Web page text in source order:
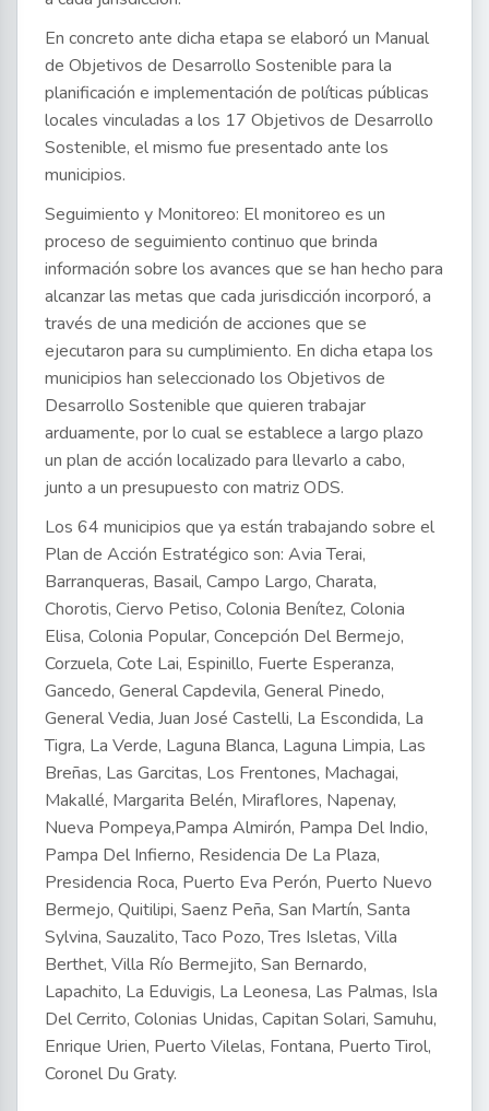
En concreto ante dicha etapa se elaboró un Manual
de Objetivos de Desarrollo Sostenible para la
planificación e implementación de políticas públicas
locales vinculadas a los 17 Objetivos de Desarrollo
Sostenible, el mismo fue presentado ante los
municipios.
Seguimiento y Monitoreo: El monitoreo es un
proceso de seguimiento continuo que brinda
información sobre los avances que se han hecho para
alcanzar las metas que cada jurisdicción incorporó, a
través de una medición de acciones que se
ejecutaron para su cumplimiento. En dicha etapa los
municipios han seleccionado los Objetivos de
Desarrollo Sostenible que quieren trabajar
arduamente, por lo cual se establece a largo plazo
un plan de acción localizado para llevarlo a cabo,
junto a un presupuesto con matriz ODS.
Los 64 municipios que ya están trabajando sobre el
Plan de Acción Estratégico son: Avia Terai,
Barranqueras, Basail, Campo Largo, Charata,
Chorotis, Ciervo Petiso, Colonia Benítez, Colonia
Elisa, Colonia Popular, Concepción Del Bermejo,
Corzuela, Cote Lai, Espinillo, Fuerte Esperanza,
Gancedo, General Capdevila, General Pinedo,
General Vedia, Juan José Castelli, La Escondida, La
Tigra, La Verde, Laguna Blanca, Laguna Limpia, Las
Breñas, Las Garcitas, Los Frentones, Machagai,
Makallé, Margarita Belén, Miraflores, Napenay,
Nueva Pompeya,Pampa Almirón, Pampa Del Indio,
Pampa Del Infierno, Residencia De La Plaza,
Presidencia Roca, Puerto Eva Perón, Puerto Nuevo
Bermejo, Quitilipi, Saenz Peña, San Martín, Santa
Sylvina, Sauzalito, Taco Pozo, Tres Isletas, Villa
Berthet, Villa Río Bermejito, San Bernardo,
Lapachito, La Eduvigis, La Leonesa, Las Palmas, Isla
Del Cerrito, Colonias Unidas, Capitan Solari, Samuhu,
Enrique Urien, Puerto Vilelas, Fontana, Puerto Tirol,
Coronel Du Graty.